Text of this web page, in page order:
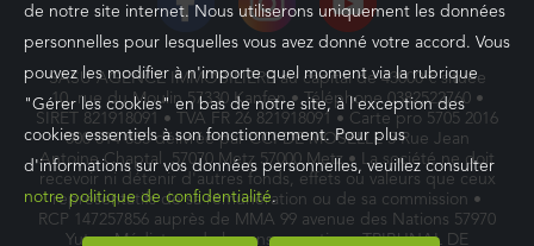
SASU AGENCE IMMOBILIERE au capital de 43000 € située
10, rue du Moulin 57330 Kanfen • Téléphone 0382522760 •
SIRET 821918091 • TVA FR 26 821918091 • Carte pro 5705 2016
000 014 855 délivrée par CCI DE MOSELLE 5 Rue Jean
Antoine Chaptal, 57070 Metz 57000 Metz • La société ne doit
recevoir ni détenir d'autres fonds, effets ou valeurs que ceux
représentatifs de sa rémunération ou de sa commission •
RCP 147257856 auprès de MMA 99 avenue des Nations 57970
Yutz • Médiateur de la consommation : TRIBUNAL DE
de notre site internet. Nous utiliserons uniquement les données
personnelles pour lesquelles vous avez donné votre accord. Vous
pouvez les modifier à n'importe quel moment via la rubrique
"Gérer les cookies" en bas de notre site, à l'exception des
cookies essentiels à son fonctionnement. Pour plus
d'informations sur vos données personnelles, veuillez consulter
notre politique de confidentialité.